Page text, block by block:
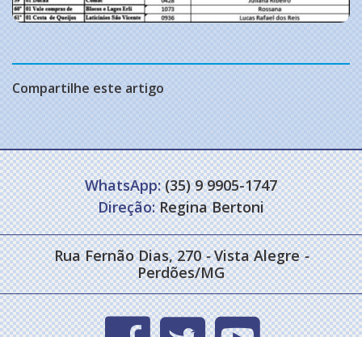
Compartilhe este artigo
WhatsApp:(35) 9 9905-1747
Direção:Regina Bertoni
Rua Fernão Dias, 270- Vista Alegre-
Perdões/MG